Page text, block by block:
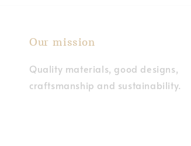
Our mission
Quality materials, good designs,
craftsmanship and sustainability.